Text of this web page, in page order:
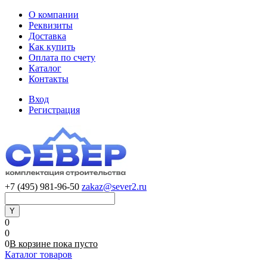
О компании
Реквизиты
Доставка
Как купить
Оплата по счету
Каталог
Контакты
Вход
Регистрация
+7 (495) 981-96-50 zakaz@sever2.ru
0
0
0В корзине пока пусто
Каталог товаров